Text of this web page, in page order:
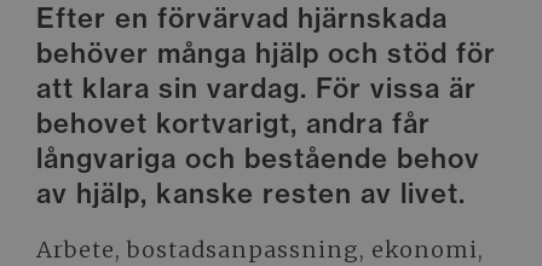
Efter en förvärvad hjärnskada
behöver många hjälp och stöd för
att klara sin vardag. För vissa är
behovet kortvarigt, andra får
långvariga och bestående behov
av hjälp, kanske resten av livet.
Arbete, bostadsanpassning, ekonomi,